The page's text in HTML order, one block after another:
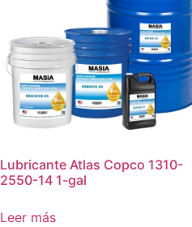
Lubricante Atlas Copco 1310-
2550-14 1-gal
Leer más